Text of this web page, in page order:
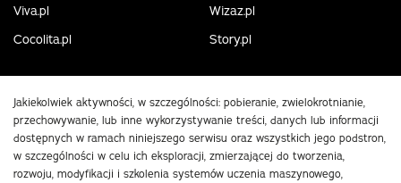
Viva.pl
Wizaz.pl
Cocolita.pl
Story.pl
Jakiekolwiek aktywności, w szczególności: pobieranie, zwielokrotnianie,
przechowywanie, lub inne wykorzystywanie treści, danych lub informacji
dostępnych w ramach niniejszego serwisu oraz wszystkich jego podstron,
w szczególności w celu ich eksploracji, zmierzającej do tworzenia,
rozwoju, modyfikacji i szkolenia systemów uczenia maszynowego,